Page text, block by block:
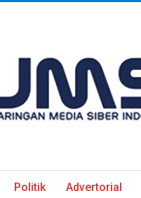
Politik Advertorial